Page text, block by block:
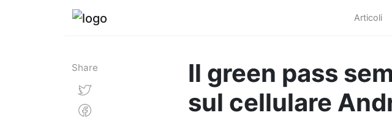
Articoli
Share
Il green pass
sul cellulare